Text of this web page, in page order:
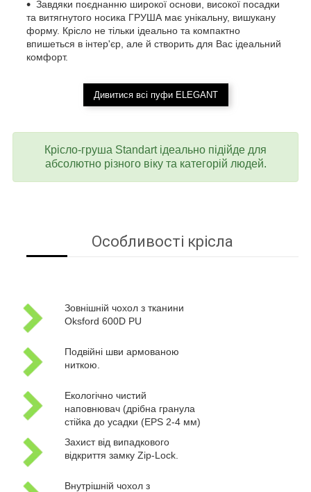
Завдяки поєднанню широкої основи, високої посадки
та витягнутого носика ГРУША має унікальну, вишукану
форму. Крісло не тільки ідеально та компактно
впишеться в інтер'єр, але й створить для Вас ідеальний
комфорт.
Дивитися всі пуфи ELEGANT
Крісло-груша Standart ідеально підійде для
абсолютно різного віку та категорій людей.
Особливості крісла
Зовнішній чохол з тканини
Oksford 600D PU
Подвійні шви армованою
ниткою.
Екологічно чистий
наповнювач (дрібна гранула
стійка до усадки (EPS 2-4 мм)
Захист від випадкового
відкриття замку Zip-Lock.
Внутрішній чохол з